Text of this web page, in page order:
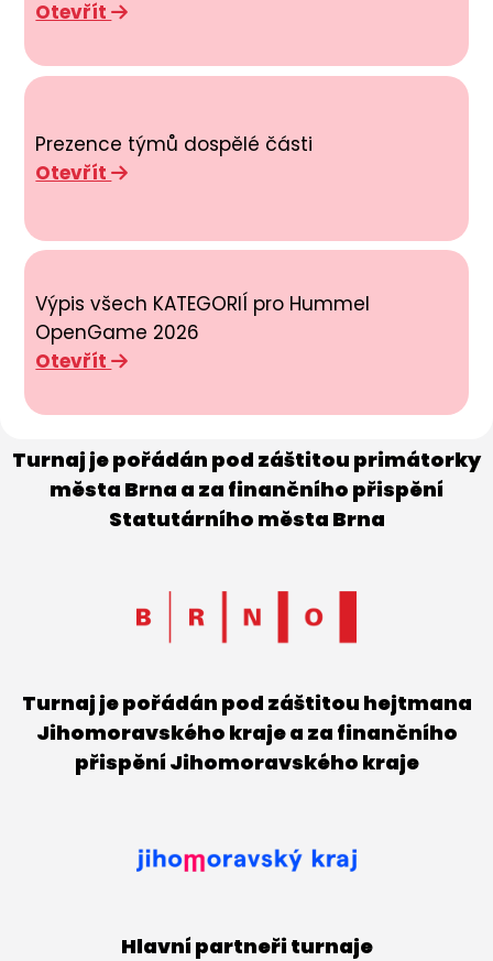
Otevřít
Prezence týmů dospělé části
Otevřít
Výpis všech KATEGORIÍ pro Hummel
OpenGame 2026
Otevřít
Turnaj je pořádán pod záštitou primátorky
města Brna a za finančního přispění
Statutárního města Brna
Turnaj je pořádán pod záštitou hejtmana
Jihomoravského kraje a za finančního
přispění Jihomoravského kraje
Hlavní partneři turnaje